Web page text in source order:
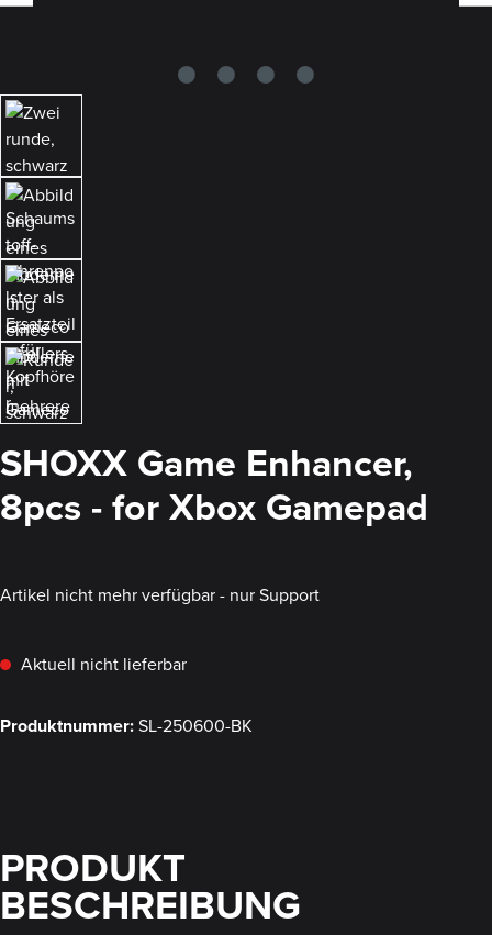
SHOXX Game Enhancer,
8pcs - for Xbox Gamepad
Artikel nicht mehr verfügbar - nur Support
Aktuell nicht lieferbar
Produktnummer:SL-250600-BK
PRODUKT
BESCHREIBUNG